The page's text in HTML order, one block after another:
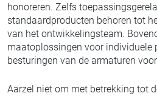
honoreren. Zelfs
standaardproducten behoren tot
van het ontwikkelingsteam.
maatoplossingen voor individuele
besturingen van de armaturen
Aarzel niet om met betrekking tot